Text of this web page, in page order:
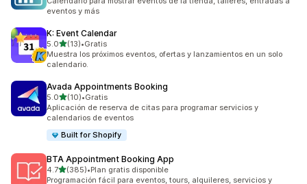
eventos y más
K: Event Calendar
5.0de 5 estrellas
(13)
13 reseñas en total
•Gratis
Muestra los próximos eventos, ofertas y lanzamientos en un solo
calendario.
Avada Appointments Booking
5.0de 5 estrellas
(10)
10 reseñas en total
•Gratis
Aplicación de reserva de citas para programar servicios y
calendarios de eventos
Built for Shopify
BTA Appointment Booking App
4.7de 5 estrellas
(385)
385 reseñas en total
•Plan gratis disponible
Programación fácil para eventos, tours, alquileres, servicios y